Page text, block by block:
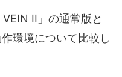
II」の通常版と
環境について比較し